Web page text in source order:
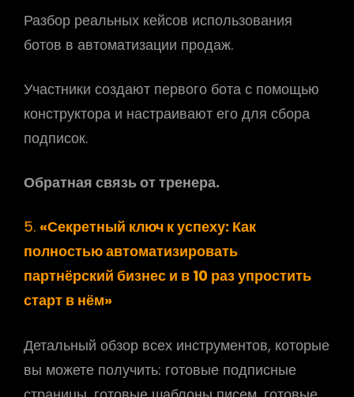
Разбор реальных кейсов использования
ботов в автоматизации продаж.
Участники создают первого бота с помощью
конструктора и настраивают его для сбора
подписок.
Обратная связь от тренера.
5. «Секретный ключ к успеху: Как
полностью автоматизировать
партнёрский бизнес и в 10 раз упростить
старт в нём»
Детальный обзор всех инструментов, которые
вы можете получить: готовые подписные